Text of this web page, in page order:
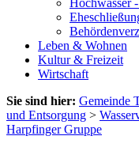
Hochwasser
Leben & Wohnen
Kultur & Freizeit
Wirtschaft
Sie sind hier: Gemeinde
und Entsorgung >
Harpfinger Gruppe